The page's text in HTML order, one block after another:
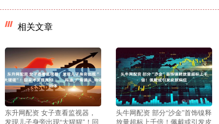
相关文章
东升网配资 女子查看监视器，
发现儿子身旁出现“大猩猩”！回
头牛网配资 部分“沙金”首饰镍释
放量超标上千倍！佩戴或引发皮